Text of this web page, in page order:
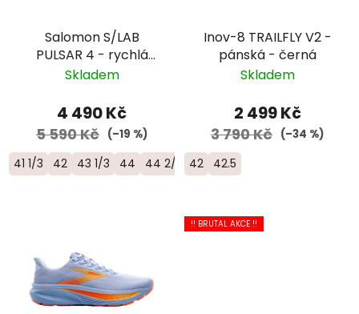
Salomon S/LAB
PULSAR 4 - rychlá
trailová běžecká bota
Skladem
4 490 Kč
5 590 Kč (–19 %)
41 1/3 42 43 1/3 44 44 2/3 45 1/3 46
Inov-8 TRAILFLY V2 -
pánská - černá
Skladem
2 499 Kč
3 790 Kč (–34 %)
42 42.5
!! BRUTAL AKCE !!